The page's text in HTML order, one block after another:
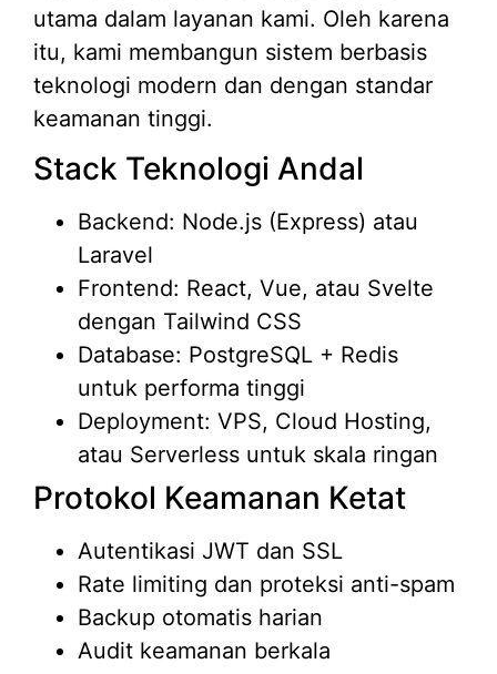
utama dalam layanan kami. Oleh karena
itu, kami membangun sistem berbasis
teknologi modern dan dengan standar
keamanan tinggi.
Stack Teknologi Andal
Backend: Node.js (Express) atau
Laravel
Frontend: React, Vue, atau Svelte
dengan Tailwind CSS
Database: PostgreSQL + Redis
untuk performa tinggi
Deployment: VPS, Cloud Hosting,
atau Serverless untuk skala ringan
Protokol Keamanan Ketat
Autentikasi JWT dan SSL
Rate limiting dan proteksi anti-spam
Backup otomatis harian
Audit keamanan berkala